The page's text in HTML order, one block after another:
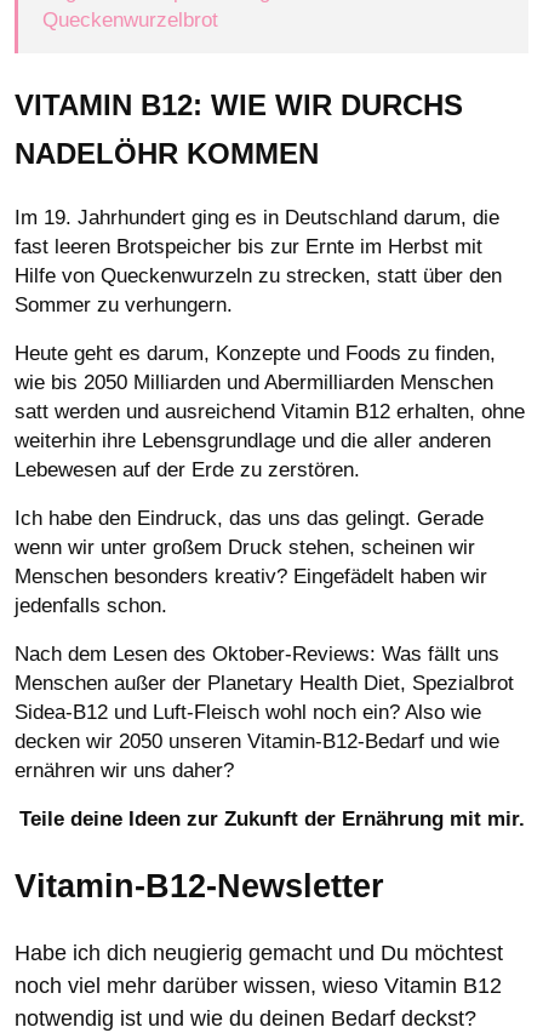
Queckenwurzelbrot
VITAMIN B12: WIE WIR DURCHS
NADELÖHR KOMMEN
Im 19. Jahrhundert ging es in Deutschland darum, die
fast leeren Brotspeicher bis zur Ernte im Herbst mit
Hilfe von Queckenwurzeln zu strecken, statt über den
Sommer zu verhungern.
Heute geht es darum, Konzepte und Foods zu finden,
wie bis 2050 Milliarden und Abermilliarden Menschen
satt werden und ausreichend Vitamin B12 erhalten, ohne
weiterhin ihre Lebensgrundlage und die aller anderen
Lebewesen auf der Erde zu zerstören.
Ich habe den Eindruck, das uns das gelingt. Gerade
wenn wir unter großem Druck stehen, scheinen wir
Menschen besonders kreativ? Eingefädelt haben wir
jedenfalls schon.
Nach dem Lesen des Oktober-Reviews: Was fällt uns
Menschen außer der Planetary Health Diet, Spezialbrot
Sidea-B12 und Luft-Fleisch wohl noch ein? Also wie
decken wir 2050 unseren Vitamin-B12-Bedarf und wie
ernähren wir uns daher?
Teile deine Ideen zur Zukunft der Ernährung mit mir.
Vitamin-B12-Newsletter
Habe ich dich neugierig gemacht und Du möchtest
noch viel mehr darüber wissen, wieso Vitamin B12
notwendig ist und wie du deinen Bedarf deckst?